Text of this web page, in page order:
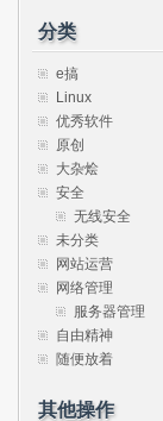
分类
e搞
Linux
优秀软件
原创
大杂烩
安全
无线安全
未分类
网站运营
网络管理
服务器管理
自由精神
随便放着
其他操作